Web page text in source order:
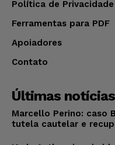
Política de Privacidade
Ferramentas para PDF
Apoiadores
Contato
Últimas notícias
Marcello Perino: caso
tutela cautelar e